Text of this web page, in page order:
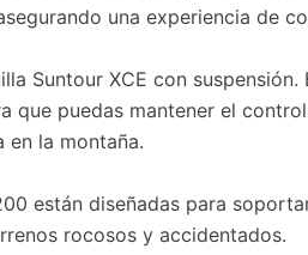
una experiencia de
Suntour XCE con
que puedas mantener el
la montaña.
están diseñadas para
rocosos y accidentados.